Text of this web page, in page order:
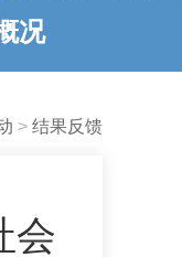
况
> 结果反馈
会